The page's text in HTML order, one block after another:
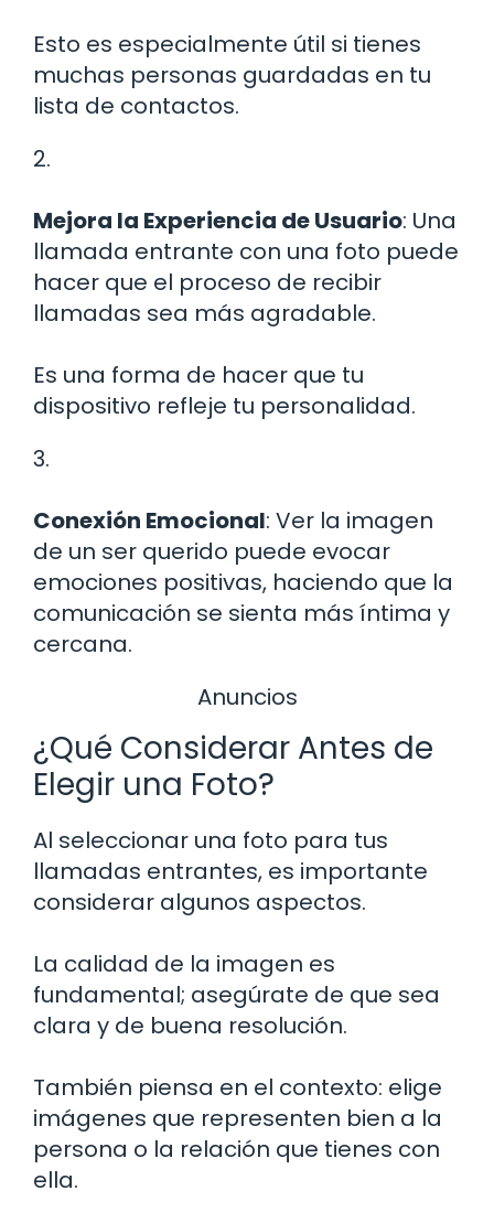
Esto es especialmente útil si tienes
muchas personas guardadas en tu
lista de contactos.
2.
Mejora la Experiencia de Usuario: Una
llamada entrante con una foto puede
hacer que el proceso de recibir
llamadas sea más agradable.
Es una forma de hacer que tu
dispositivo refleje tu personalidad.
3.
Conexión Emocional: Ver la imagen
de un ser querido puede evocar
emociones positivas, haciendo que la
comunicación se sienta más íntima y
cercana.
Anuncios
¿Qué Considerar Antes de
Elegir una Foto?
Al seleccionar una foto para tus
llamadas entrantes, es importante
considerar algunos aspectos.
La calidad de la imagen es
fundamental; asegúrate de que sea
clara y de buena resolución.
También piensa en el contexto: elige
imágenes que representen bien a la
persona o la relación que tienes con
ella.